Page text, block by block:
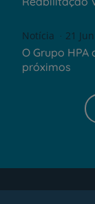
Notícia 21
O Grupo HPA
próximos